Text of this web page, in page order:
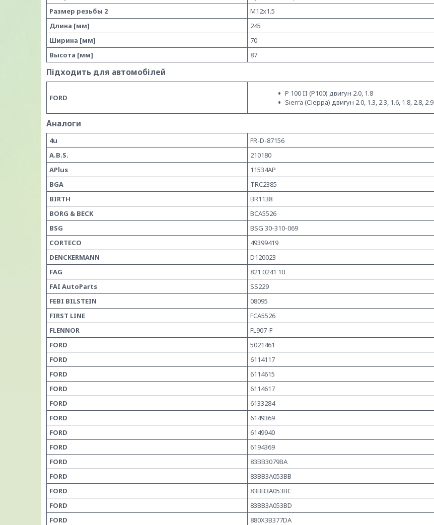
Размер резьбы 2
M12x1.5
Длина [мм]
245
Ширина [мм]
70
Высота [мм]
87
Підходить для автомобілей
FORD
P 100 II (Р100) двигун 2.0, 1.8
Sierra (Сіерра) двигун 2.0, 1.3, 2.3, 1.6, 1.8, 2.8, 2.9
Аналоги
4u
FR-D-87156
A.B.S.
210180
APlus
11534AP
BGA
TRC2385
BIRTH
BR1138
BORG & BECK
BCA5526
BSG
BSG 30-310-069
CORTECO
49399419
DENCKERMANN
D120023
FAG
821 0241 10
FAI AutoParts
SS229
FEBI BILSTEIN
08095
FIRST LINE
FCA5526
FLENNOR
FL907-F
FORD
5021461
FORD
6114117
FORD
6114615
FORD
6114617
FORD
6133284
FORD
6149369
FORD
6149940
FORD
6194369
FORD
83BB3079BA
FORD
83BB3A053BB
FORD
83BB3A053BC
FORD
83BB3A053BD
FORD
880X3B377DA